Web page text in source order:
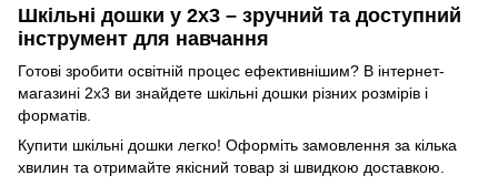
Шкільні дошки у 2х3 – зручний та доступний
інструмент для навчання
Готові зробити освітній процес ефективнішим? В інтернет-
магазині 2х3 ви знайдете шкільні дошки різних розмірів і
форматів.
Купити шкільні дошки легко! Оформіть замовлення за кілька
хвилин та отримайте якісний товар зі швидкою доставкою.